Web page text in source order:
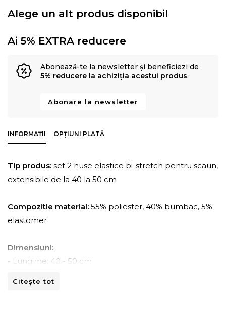
Alege un alt produs disponibil
Ai 5% EXTRA reducere
Abonează-te la newsletter și beneficiezi de
5% reducere la achiziția acestui produs.
Abonare la newsletter
INFORMAȚII OPȚIUNI PLATĂ
Tip produs: set 2 huse elastice bi-stretch pentru scaun,
extensibile de la 40 la 50 cm
Compozitie material: 55% poliester, 40% bumbac, 5%
elastomer
Dimensiuni:
- Lungime: 40 - 50 cm
Citește tot